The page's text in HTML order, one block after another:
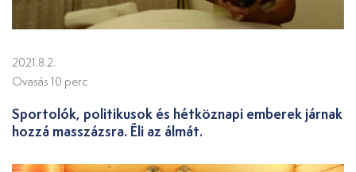
2021.8.2.
Ovasás 10 perc
Sportolók, politikusok és hétköznapi emberek járnak
hozzá masszázsra. Éli az álmát.